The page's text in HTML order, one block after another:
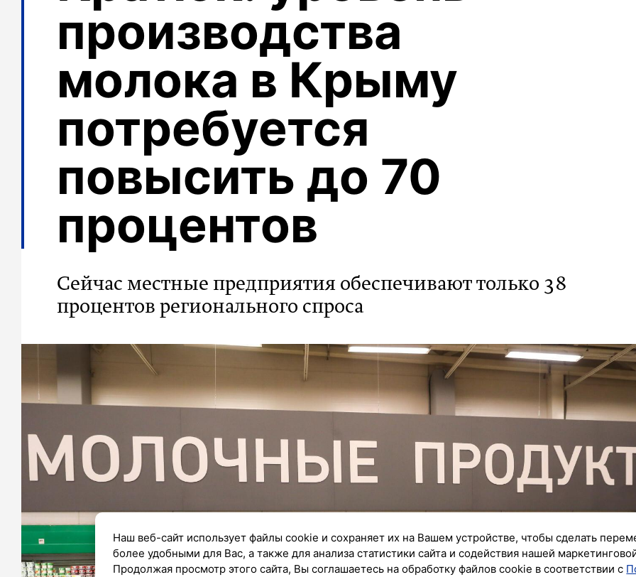
производства
молока в Крыму
потребуется
повысить до 70
процентов
Сейчас местные предприятия обеспечивают только 38
процентов регионального спроса
Наш веб-сайт использует файлы cookie и сохраняет их на Вашем устройстве, чтобы сделать
более удобными для Вас, а также для анализа статистики сайта и содействия нашей
Продолжая просмотр этого сайта, Вы соглашаетесь на обработку файлов cookie в соответствии с